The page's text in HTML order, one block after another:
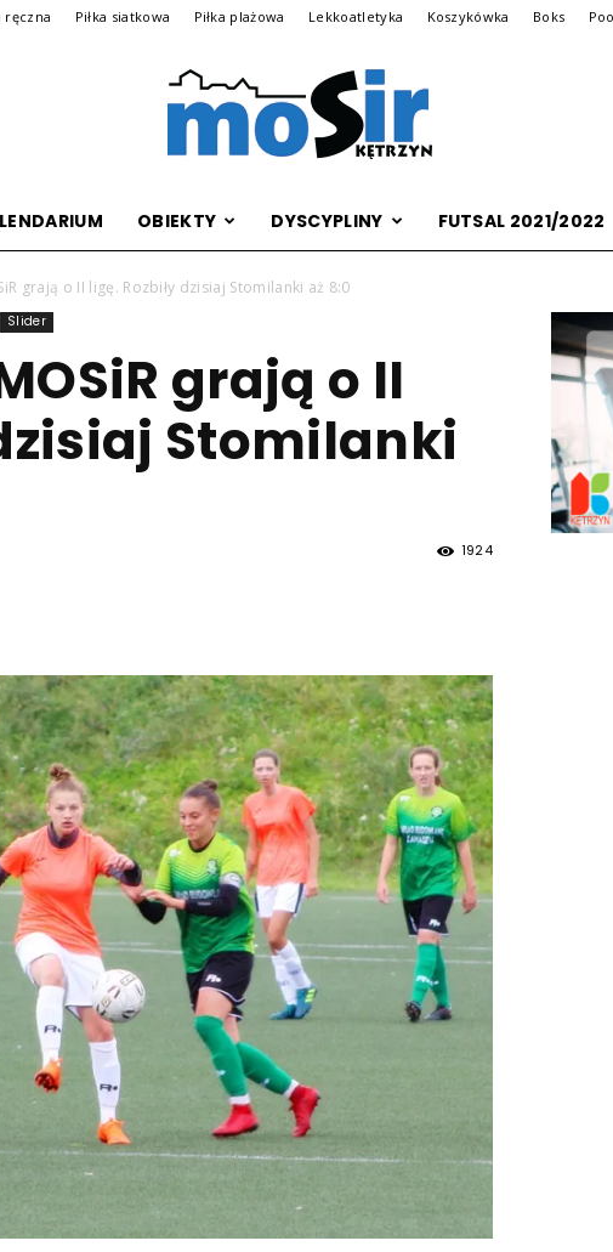
ręczna Piłka siatkowa Piłka plażowa Lekkoatletyka Koszykówka Boks
Archiwalna
wersja
MOSiR
Kętrzyn
OBIEKTY DYSCYPLINY FUTSAL 2021/2022
grają o II ligę. Rozbiły dzisiaj Stomilanki aż 8:0
Slider
grają o II
Stomilanki
1924